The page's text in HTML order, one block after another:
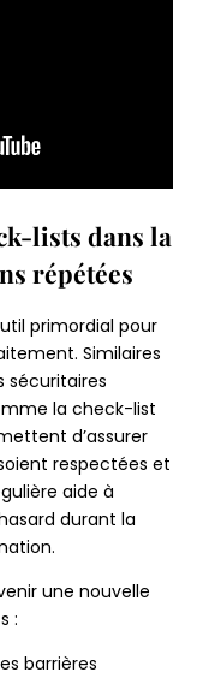
lists dans la
répétées
primordial pour
Similaires
sécuritaires
la check-list
d’assurer
respectées et
aide à
durant la
une nouvelle
:
barrières